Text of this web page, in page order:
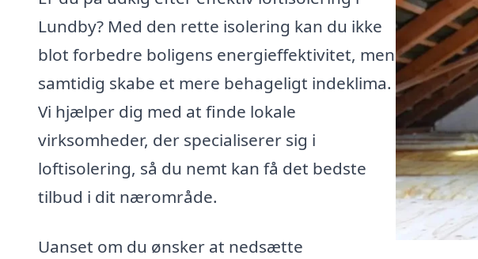
Lundby? Med den rette isolering kan du ikke
blot forbedre boligens energieffektivitet, men
samtidig skabe et mere behageligt indeklima.
Vi hjælper dig med at finde lokale
virksomheder, der specialiserer sig i
loftisolering, så du nemt kan få det bedste
tilbud i dit nærområde.
Uanset om du ønsker at nedsætte